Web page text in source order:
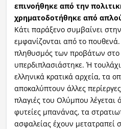
επινοήθηκε από την
χρηματοδοτήθηκε από
Κάτι παράξενο συμβαίνει
εμφανίζονται από το
πληθυσμός των προβάτων στο
υπερδιπλασιάστηκε. Ή
ελληνικά κρατικά αρχεία, τα
αποκαλύπτουν άλλες
πλαγιές του Ολύμπου λέγεται
φυτείες μπανάνας, τα
ασφαλείας έχουν μετατραπεί